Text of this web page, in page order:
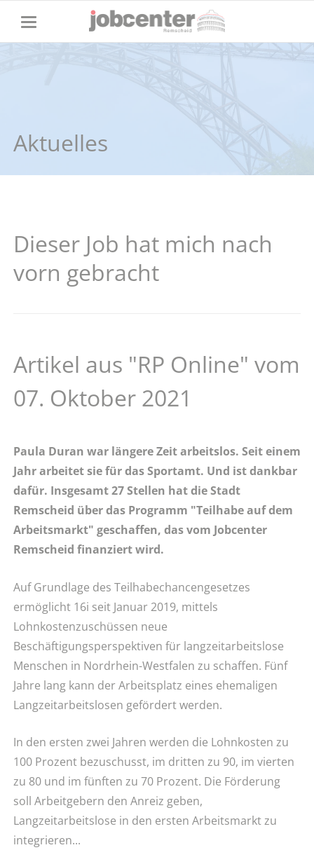
Aktuelles
Dieser Job hat mich nach
vorn gebracht
Artikel aus "RP Online" vom
07. Oktober 2021
Paula Duran war längere Zeit arbeitslos. Seit einem
Jahr arbeitet sie für das Sportamt. Und ist dankbar
dafür. Insgesamt 27 Stellen hat die Stadt
Remscheid über das Programm "Teilhabe auf dem
Arbeitsmarkt" geschaffen, das vom Jobcenter
Remscheid finanziert wird.
Auf Grundlage des Teilhabechancengesetzes
ermöglicht 16i seit Januar 2019, mittels
Lohnkostenzuschüssen neue
Beschäftigungsperspektiven für langzeitarbeitslose
Menschen in Nordrhein-Westfalen zu schaffen. Fünf
Jahre lang kann der Arbeitsplatz eines ehemaligen
Langzeitarbeitslosen gefördert werden.
In den ersten zwei Jahren werden die Lohnkosten zu
100 Prozent bezuschusst, im dritten zu 90, im vierten
zu 80 und im fünften zu 70 Prozent. Die Förderung
soll Arbeitgebern den Anreiz geben,
Langzeitarbeitslose in den ersten Arbeitsmarkt zu
integrieren...